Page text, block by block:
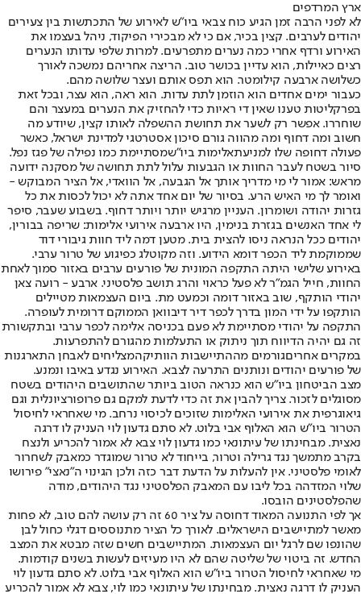
ארץ המרדפים
לא לפני הרבה זמן הגיע כוח צבאי ביו"ש לאירוע של התכתשות בין צעירים
יהודים לערבים. קצין בכיר, אם כי לא מבכירי הפיקוד, ניהל בעצמו את
האירוע ורדף אחרי כמה נערים מתפרעים. למרות שלפי עדותו הנערים
רצים כאיילות, הוא עדיין בכושר טוב. הריצה אחריהם נמשכה לאורך
כשלושה ארבעה קילומטר. הוא תפס אותם ועצר שלושה מהם.
כעבור ימים אחדים הוא הוזמן לתת עדות. הוא ראה, הוא עצר, ובכל זאת
בפרקליטות טענו שאין די ראיות כדי להחזיק את הנערים במעצר והם
שוחררו. אפשר רק לשער את תחושת ההשפלה לאותו קצין, שיודע מה
חשוב ומה דחוף ומה מהווה גורם סיכון אסטרטגי למדינת ישראל, כאשר
פעולה דחופה שלו למניעתאלימות ביו"שמסתיימת כמו נפילה של פגז נפל.
סיור בשטח לעבר החוות או הגבעות עלול לתת תחושה של מסקנה ידועה
מראש: אמור לי מי מדריך אותך אל הגבעה, אל הוואדי, אל הציר המבוקש -
ואומר לך מי האיש הרע. בסיור של יום אחד אתה לא יכול לכסות את כל
גזרות יהודה ושומרון. העניין מרגיש יותר ויותר דחוף. בשבוע שעבר, סיפר
לי אחד האנשים בגזרת בנימין, היו ארבעה אירועי אלימות: שריפה בבורין,
יהודים ככל הנראה ניסו להצית בית. מטען דמה ליד חוות גיבורי דוד
שממוקמת ליד הכפר דומא הידוע. וזה מקוטלג כפיגוע של טרור ערבי.
באירוע שלישי היתה התקפה המונית של פורעים ערבים באזור סמוך לאחת
החוות, חייל הגמ"ר לא פעל כראוי והרג תושב פלסטיני. ארבע - רועה צאן
יהודי הותקף, שוב באזור דומה וכמעט מת. ביום העצמאות מטיילים
הותקפו על ידי המון בדרך לכפר דיר דיבוואן הממוקם דרומית לעופרה.
התקפה על יהודי מסתיימת לא פעם בכניסה אלימה לכפר ערבי ובתקשורת
זה גם יהיה הדיווח תוך ניתוק או התעלמות מהגורם להתפרעות.
במקרים אחריםגורמים מההתיישבות הוותיקהמצליחים לאבחן התארגנות
של פורעים יהודים ונותנים התרעה לצבא. האירוע נגדע באיבו ונמנע.
מצב הביטחון ביו"ש הוא כנראה הטוב ביותר שהתושבים היהודים בשטח
מסוגלים לזכור. צריך להבין את זה כדי לדעת למקם גם פרופורציונלית וגם
גיאוגרפית את אירועי האלימות שזוכים לכיסוי נרחב. מי שאחראי לחיסול
הטרור ביו"ש הוא האלוף אבי בלוט. לא סתם גדעון לוי העניק לו דרגה
נאצית. מבחינתו של עיתונאי כמו גדעון לוי צבא לא אמור להכריע ולנצח
בקרב מתמשך נגד גרילה וטרור, בייחוד לא טרור שמוגדר כמאבק לשחרור
לאומי פלסטיני. אין להעלות על הדעת דבר כזה ולכן הגינוי ה"נאצי" פירושו
שלוי המזדהה בכל ליבו עם המאבק הפלסטיני נגד היהודים, מודה
שהפלסטינים הובסו.
אך לפי התנועה המאוד דחוסה על ציר 60 זה רק עושה להם טוב, לא פחות
מאשר למתיישבים הישראלים. לאורך כל הציר מתנוססים דגלי כחול לבן
שהונפו שם לרגל יום העצמאות. המתיישבים חשים שזה מבטא את המצב
החדש. זה ביטוי של שליטה שהם לא היו מעיזים לעשות בשנים קודמות.
מי שאחראי לחיסול הטרור ביו"ש הוא האלוף אבי בלוט. לא סתם גדעון לוי
העניק לו דרגה נאצית. מבחינתו של עיתונאי כמו לוי, צבא לא אמור להכריע